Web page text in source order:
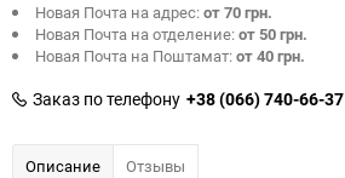
Новая Почта на адрес:от 70 грн.
Новая Почта на отделение:от 50 грн.
Новая Почта на Поштамат:от 40 грн.
Заказ по телефону +38 (066) 740-66-37
Описание Отзывы